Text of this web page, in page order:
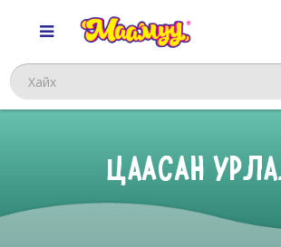
Хайх
ЦААСАН